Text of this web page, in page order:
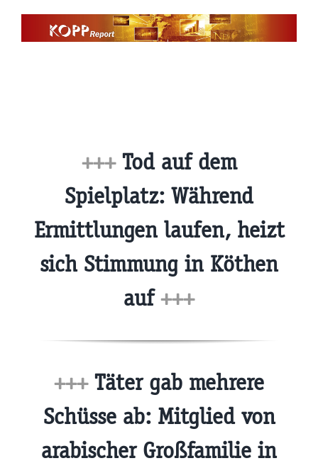
+++Tod auf dem
Spielplatz: Während
Ermittlungen laufen, heizt
sich Stimmung in Köthen
auf+++
+++Täter gab mehrere
Schüsse ab: Mitglied von
arabischer Großfamilie in